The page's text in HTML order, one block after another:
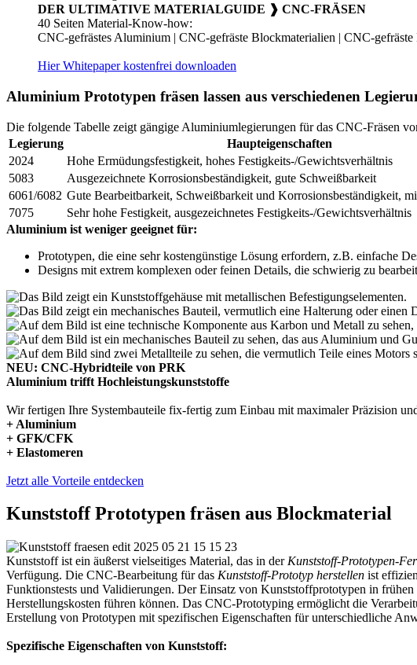
DER ULTIMATIVE MATERIALGUIDE ❱ CNC-FRÄSEN
40 Seiten Material-Know-how:
CNC-gefrästes Aluminium | CNC-gefräste Blockmaterialien | CNC-
Hier Whitepaper kostenfrei downloaden
Aluminium Prototypen fräsen lassen aus verschiedenen
Die folgende Tabelle zeigt gängige Aluminiumlegierungen für das CNC-Fräsen
Legierung
Haupteigenschaften
2024
Hohe Ermüdungsfestigkeit, hohes Festigkeits-/Gewichtsverhältnis
5083
Ausgezeichnete Korrosionsbeständigkeit, gute Schweißbarkeit
6061/6082 Gute Bearbeitbarkeit, Schweißbarkeit und Korrosionsbeständigkeit,
7075
Sehr hohe Festigkeit, ausgezeichnetes Festigkeits-/Gewichtsverhältnis
Aluminium ist weniger geeignet für:
Prototypen, die eine sehr kostengünstige Lösung erfordern, z.B. einfache
Designs mit extrem komplexen oder feinen Details, die schwierig zu
NEU: CNC-Hybridteile von PRK
Aluminium trifft Hochleistungskunststoffe
Wir fertigen Ihre Systembauteile fix-fertig zum Einbau mit maximaler Präzision
+ Aluminium
+ GFK/CFK
+ Elastomeren
Jetzt alle Vorteile entdecken
Kunststoff Prototypen fräsen aus Blockmaterial
Kunststoff ist ein äußerst vielseitiges Material, das in der Kunststoff-Prototypen-
Verfügung. Die CNC-Bearbeitung für das Kunststoff-Prototyp herstellen ist
Funktionstests und Validierungen. Der Einsatz von Kunststoffprototypen in
Herstellungskosten führen können. Das CNC-Prototyping ermöglicht die
Erstellung von Prototypen mit spezifischen Eigenschaften für unterschiedliche
Spezifische Eigenschaften von Kunststoff: